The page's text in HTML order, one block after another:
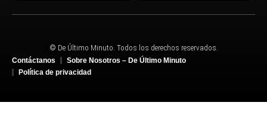
© De Último Minuto. Todos los derechos reservados.
Contáctanos
Sobre Nosotros – De Último Minuto
Política de privacidad